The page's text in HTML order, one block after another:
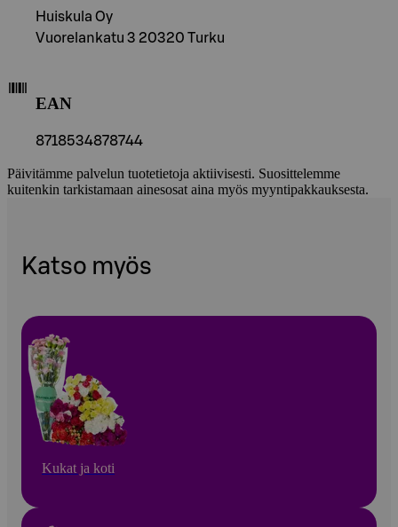
Huiskula Oy
Vuorelankatu 3 20320 Turku
EAN
8718534878744
Päivitämme palvelun tuotetietoja aktiivisesti. Suosittelemme
kuitenkin tarkistamaan ainesosat aina myös myyntipakkauksesta.
Katso myös
Kukat ja koti